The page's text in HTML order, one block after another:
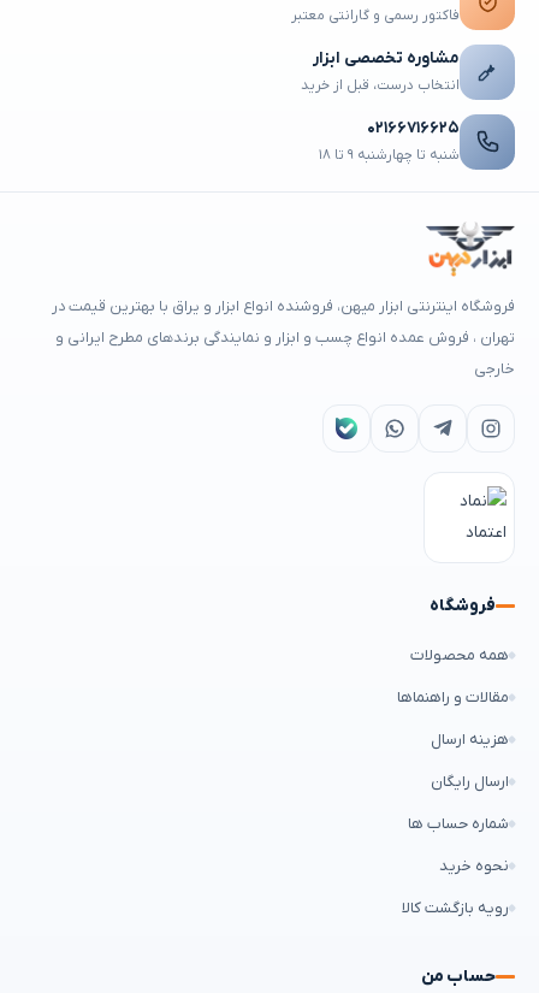
فاکتور رسمی و گارانتی معتبر
مشاوره تخصصی ابزار
انتخاب درست، قبل از خرید
۰۲۱۶۶۷۱۶۶۲۵
شنبه تا چهارشنبه ۹ تا ۱۸
فروشگاه اینترنتی ابزار میهن، فروشنده انواع ابزار و یراق با بهترین قیمت در
تهران ، فروش عمده انواع چسب و ابزار و نمایندگی برندهای مطرح ایرانی و
خارجی
فروشگاه
همه محصولات
مقالات و راهنماها
هزینه ارسال
ارسال رایگان
شماره حساب ها
نحوه خرید
رویه بازگشت کالا
حساب من